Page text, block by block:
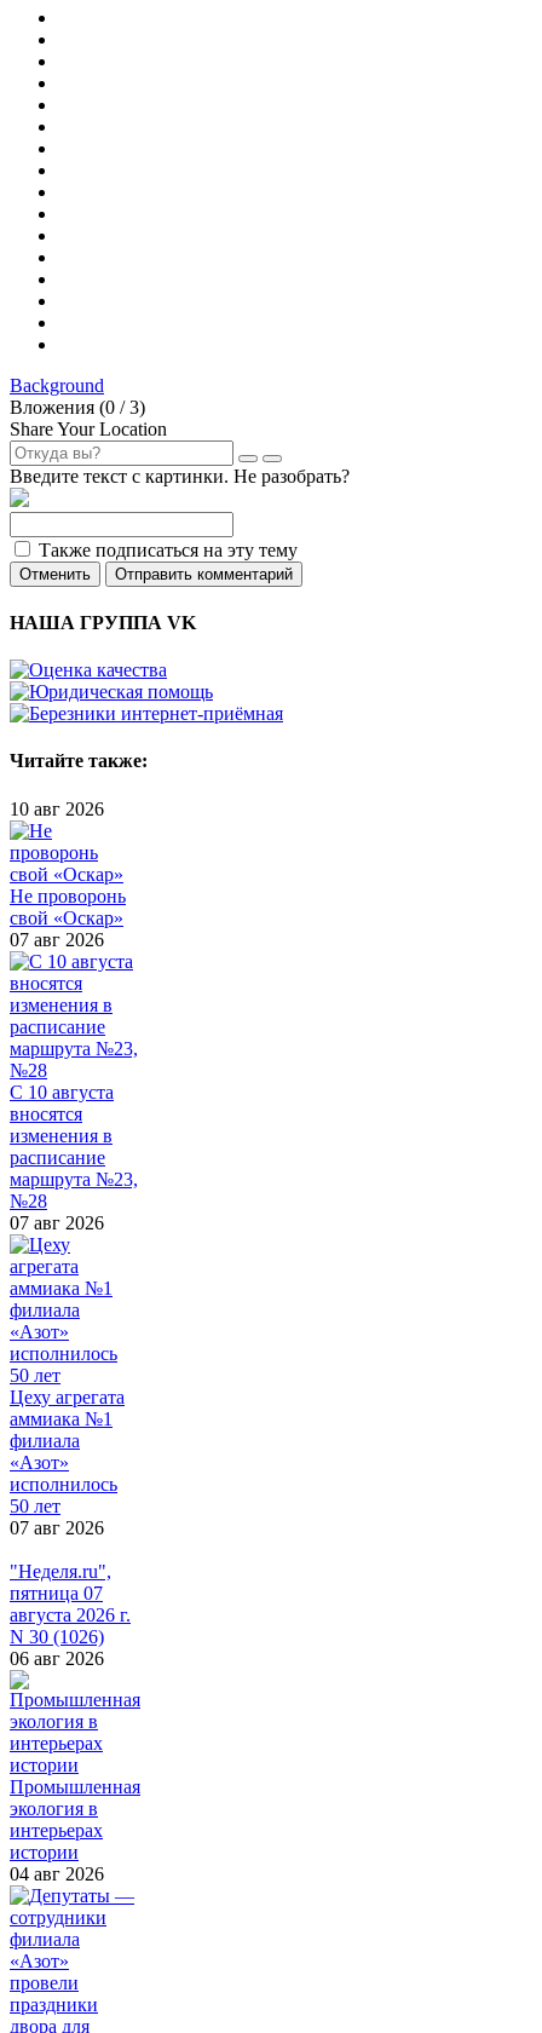
Background
Вложения (0 / 3)
Share Your Location
Введите текст с картинки. Не разобрать?
Также подписаться на эту тему
Отменить Отправить комментарий
НАША ГРУППА VK
Читайте также:
10 авг 2026
Не проворонь
свой «Оскар»
07 авг 2026
С 10 августа
вносятся
изменения в
расписание
маршрута №23,
№28
07 авг 2026
Цеху агрегата
аммиака №1
филиала
«Азот»
исполнилось
50 лет
07 авг 2026
"Неделя.ru",
пятница 07
августа 2026 г.
N 30 (1026)
06 авг 2026
Промышленная
экология в
интерьерах
истории
04 авг 2026